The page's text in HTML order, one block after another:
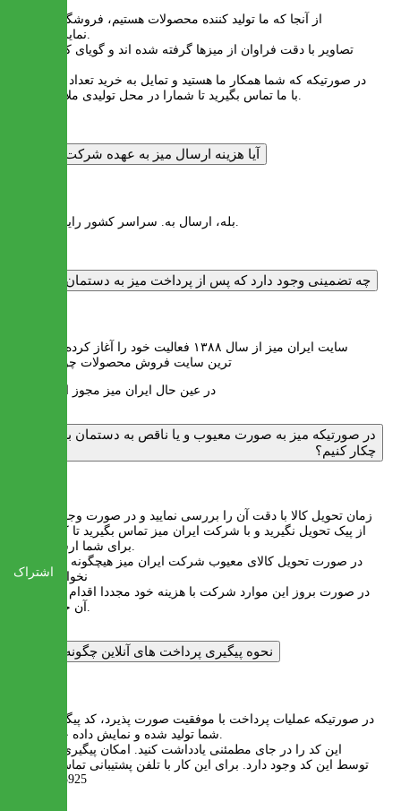
از آنجا که ما تولید کننده محصولات هستیم، فروشگاهی برای
نمایش نداریم.
تصاویر با دقت فراوان از میزها گرفته شده اند و گویای کیفیت میز
در صورتیکه که شما همکار ما هستید و تمایل به خرید تعداد بالا دارید،
با ما تماس بگیرید تا شمارا در محل تولیدی ملاقات کنیم.
آیا هزینه ارسال میز به عهده شرکت است؟
چه تضمینی وجود دارد که پس از پرداخت میز به دستمان برسد؟
سایت ایران میز از سال ۱۳۸۸ فعالیت خود را آغاز کرده و قدیمی
ترین سایت فروش محصولات چوبی است
در عین حال ایران میز مجوز اینماد دارد
در صورتیکه میز به صورت معیوب و یا ناقص به دستمان برسد،
چکار کنیم؟
زمان تحویل کالا با دقت آن را بررسی نمایید و در صورت وجود مشکل
از پیک تحویل نگیرید و با شرکت ایران میز تماس بگیرید تا کالا مجددا
برای شما ارسال گردد.
در صورت تحویل کالای معیوب شرکت ایران میز هیچگونه مسئولیتی
نخواهد داشت
در صورت بروز این موارد شرکت با هزینه خود مجددا اقدام به ارسال
آن خواهد کرد.
نحوه پیگیری پرداخت های آنلاین چگونه است؟
در صورتیکه عملیات پرداخت با موفقیت صورت پذیرد، کد پیگیری برای
این کد را در جای مطمئنی یادداشت کنید. امکان پیگیری تراکنش
توسط این کد وجود دارد. برای این کار با تلفن پشتیبانی تماس بگیرید:
02122253925
اشتراک